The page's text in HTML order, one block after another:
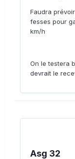
Faudra
fesses pour
km/h
On le testera
devrait le
Asg 32